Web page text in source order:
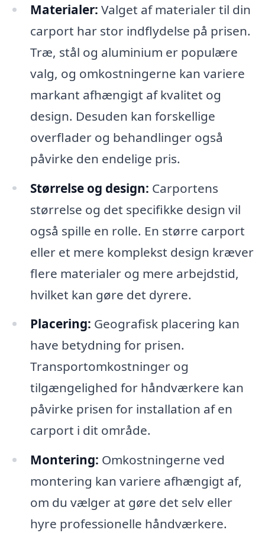
Materialer: Valget af materialer til din
carport har stor indflydelse på prisen.
Træ, stål og aluminium er populære
valg, og omkostningerne kan variere
markant afhængigt af kvalitet og
design. Desuden kan forskellige
overflader og behandlinger også
påvirke den endelige pris.
Størrelse og design: Carportens
størrelse og det specifikke design vil
også spille en rolle. En større carport
eller et mere komplekst design kræver
flere materialer og mere arbejdstid,
hvilket kan gøre det dyrere.
Placering: Geografisk placering kan
have betydning for prisen.
Transportomkostninger og
tilgængelighed for håndværkere kan
påvirke prisen for installation af en
carport i dit område.
Montering: Omkostningerne ved
montering kan variere afhængigt af,
om du vælger at gøre det selv eller
hyre professionelle håndværkere.